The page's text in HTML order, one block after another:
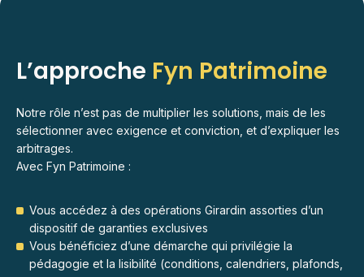
L’approche Fyn Patrimoine
Notre rôle n’est pas de multiplier les solutions, mais de les
sélectionner avec exigence et conviction, et d’expliquer les
arbitrages.
Avec Fyn Patrimoine :
Vous accédez à des opérations Girardin assorties d’un
dispositif de garanties exclusives
Vous bénéficiez d’une démarche qui privilégie la
pédagogie et la lisibilité (conditions, calendriers, plafonds,